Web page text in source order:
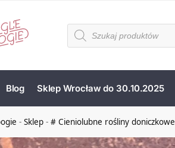
Blog Sklep Wrocław do 30.10.2025
-Sklep -# Cieniolubne rośliny doniczkowe